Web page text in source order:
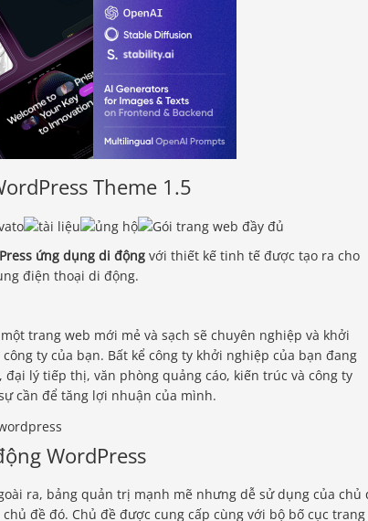
Theme 1.5
ứng dụng di động với thiết kế tinh tế được tạo ra cho
điện thoại di động.
trang web mới mẻ và sạch sẽ chuyên nghiệp và khởi
ty của bạn. Bất kể công ty khởi nghiệp của bạn đang
lý tiếp thị, văn phòng quảng cáo, kiến ​​trúc và công ty
cần để tăng lợi nhuận của mình.
WordPress
ra, bảng quản trị mạnh mẽ nhưng dễ sử dụng của chủ
đề đó. Chủ đề được cung cấp cùng với bộ bố cục trang